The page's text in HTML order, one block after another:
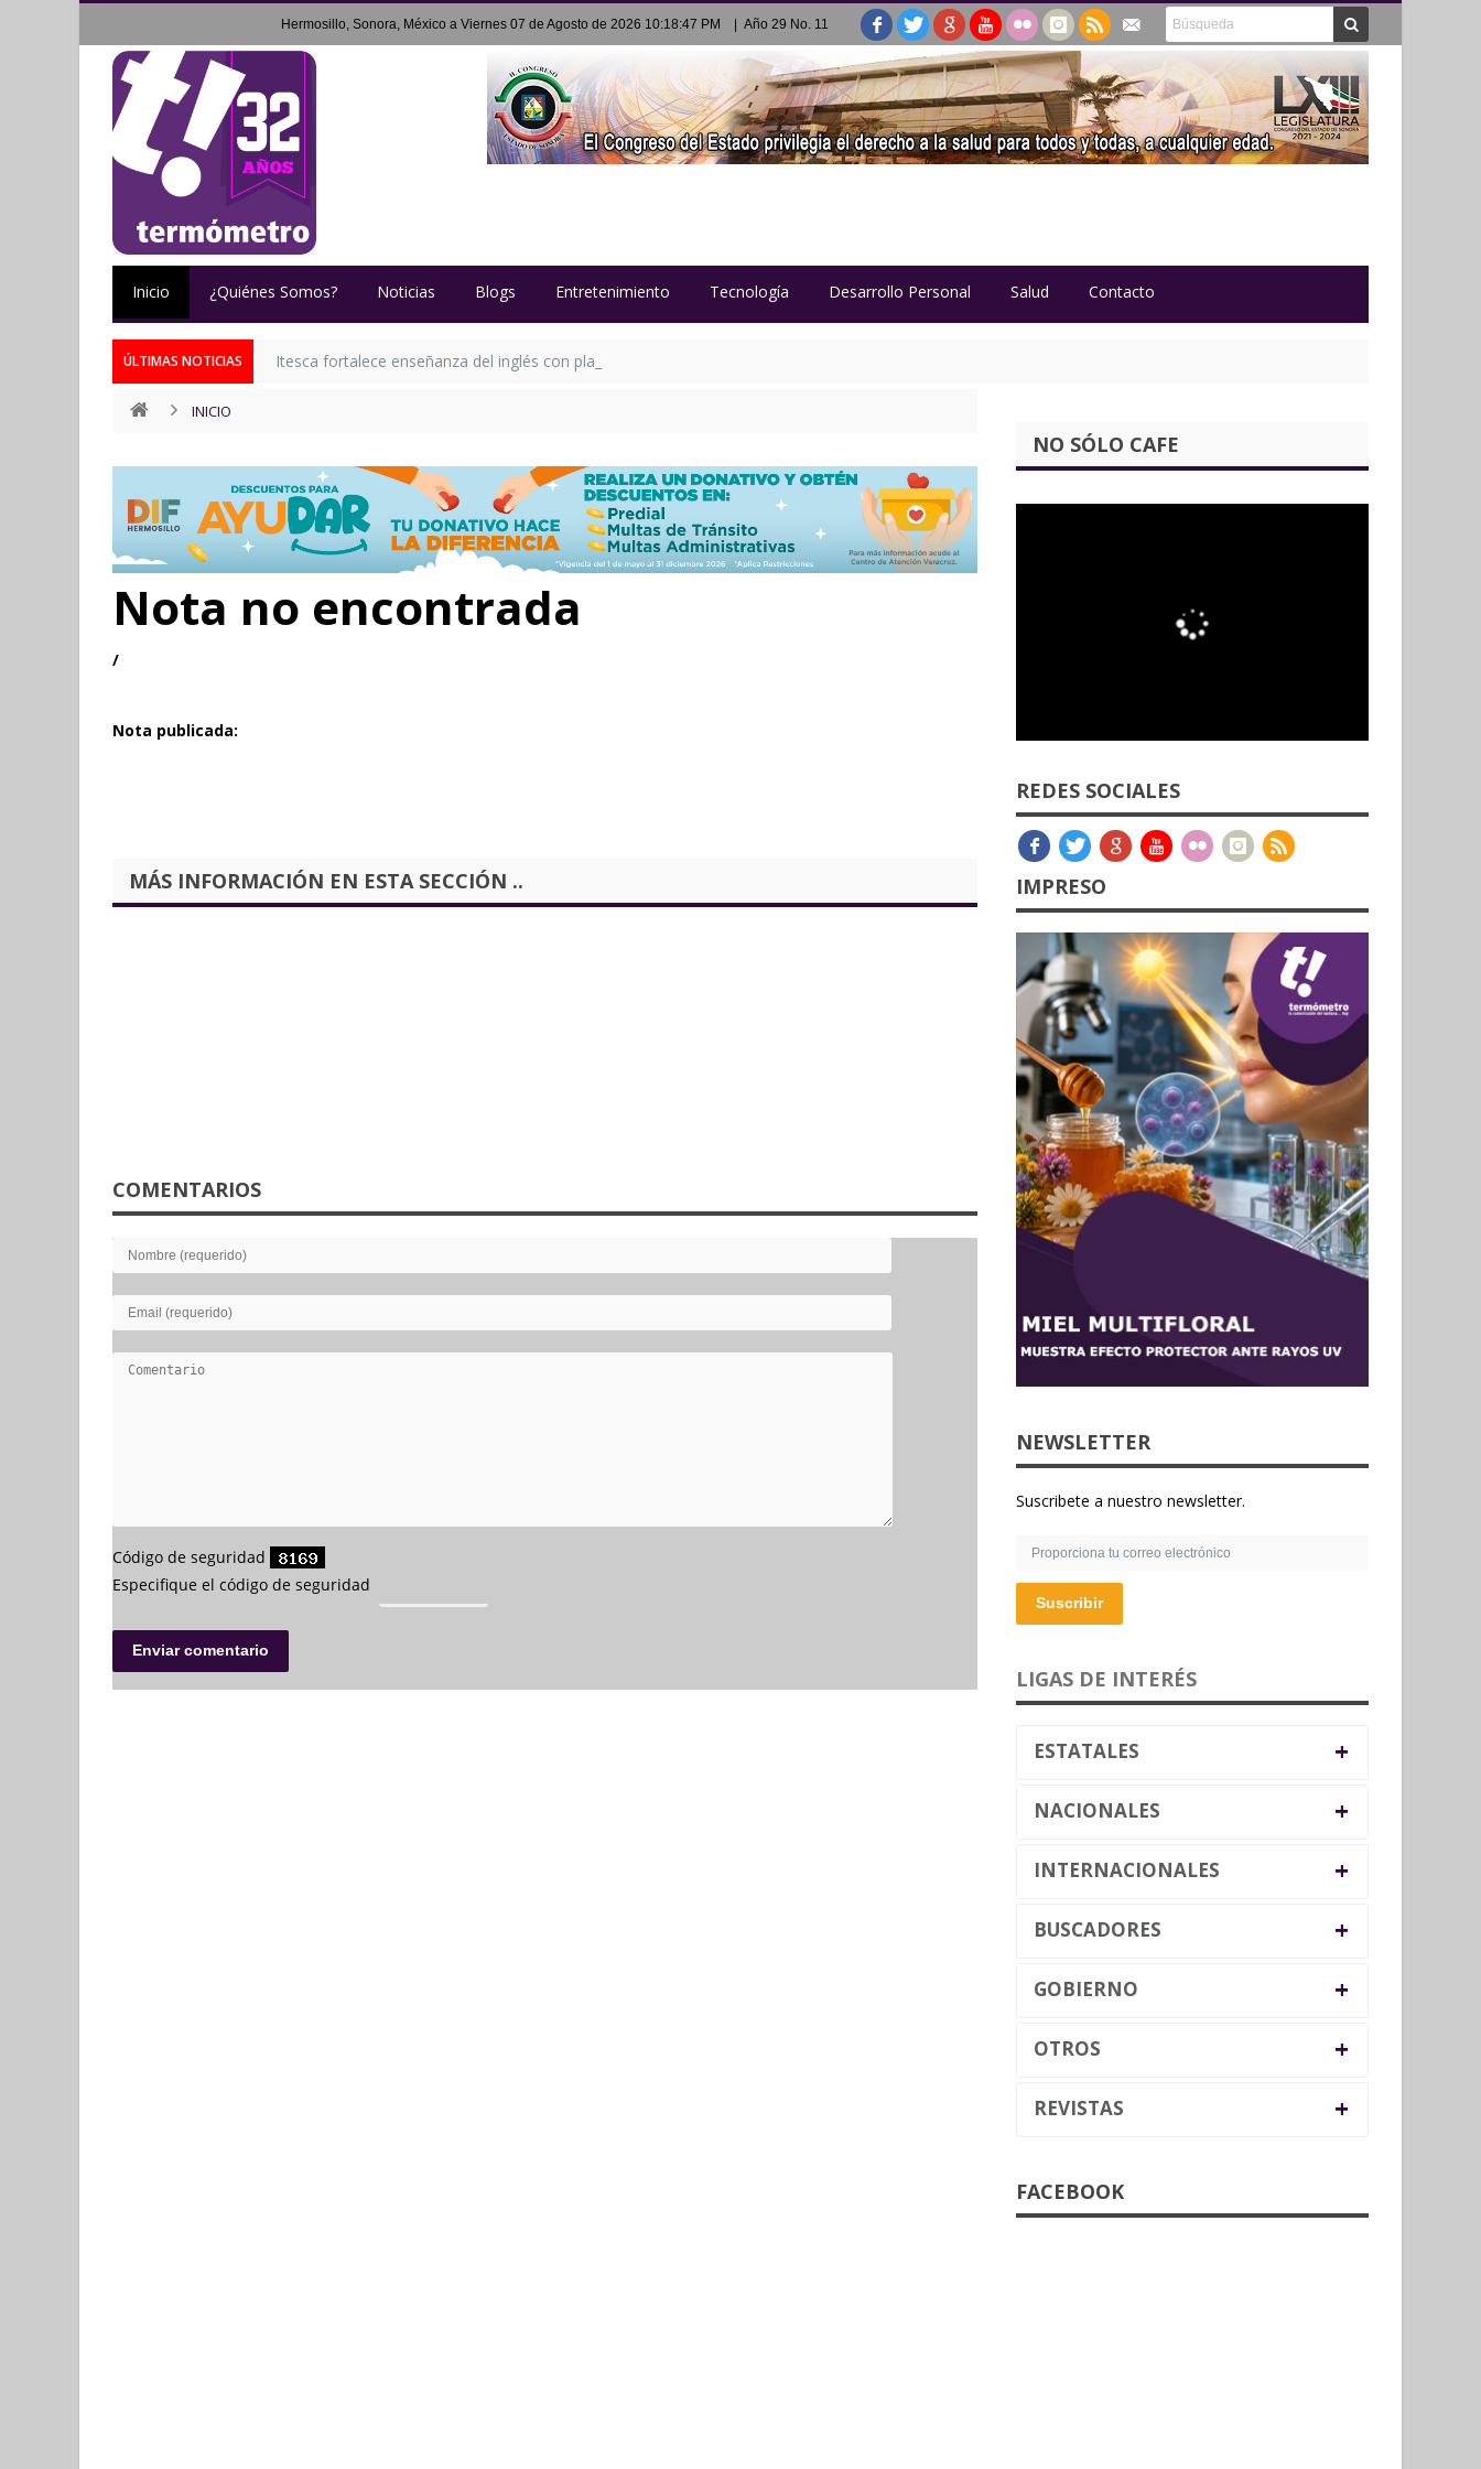
Hermosillo, Sonora, México a Viernes 07 de Agosto de 2026 10:18:47 PM | Año 29 No. 11
Inicio ¿Quiénes Somos? Noticias Blogs Entretenimiento Tecnología Desarrollo Personal Salud Contacto
ÚLTIMAS NOTICIAS Itesca fortalece enseñanza del inglés con plataforma digital Richmond Pro
INICIO
Nota no encontrada
/
Nota publicada:
MÁS INFORMACIÓN EN ESTA SECCIÓN ..
COMENTARIOS
NO SÓLO CAFE
REDES SOCIALES
IMPRESO
NEWSLETTER
Suscribete a nuestro newsletter.
Suscribir
LIGAS DE INTERÉS
ESTATALES +
NACIONALES +
INTERNACIONALES +
BUSCADORES +
GOBIERNO +
OTROS +
REVISTAS +
FACEBOOK